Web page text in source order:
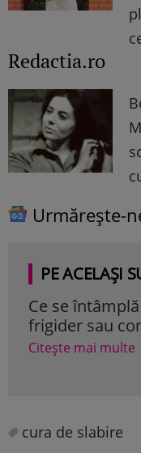
Redactia.ro
Urmărește-
PE ACELAȘI
dacă uiți ușa
cura de slabire